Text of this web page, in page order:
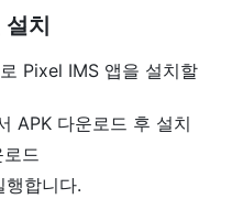
치
Pixel IMS 앱을 설치할
APK 다운로드 후 설치
드
행합니다.